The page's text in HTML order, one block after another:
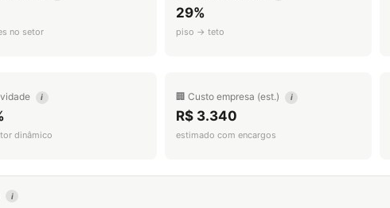
no setor
29%
piso → teto
i
dinâmico
🏢 Custo empresa (est.) i
R$ 3.340
estimado com encargos
i